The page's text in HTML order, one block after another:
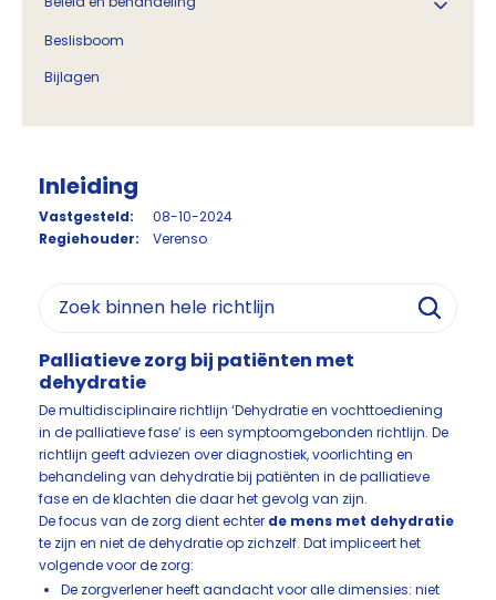
Beslisboom
Bijlagen
Inleiding
Vastgesteld:
08-10-2024
Regiehouder:
Verenso
Palliatieve zorg bij patiënten met
dehydratie
De multidisciplinaire richtlijn ‘Dehydratie en vochttoediening
in de palliatieve fase’ is een symptoomgebonden richtlijn. De
richtlijn geeft adviezen over diagnostiek, voorlichting en
behandeling van dehydratie bij patiënten in de palliatieve
fase en de klachten die daar het gevolg van zijn.
De focus van de zorg dient echter de mens met dehydratie
te zijn en niet de dehydratie op zichzelf. Dat impliceert het
volgende voor de zorg:
De zorgverlener heeft aandacht voor alle dimensies: niet